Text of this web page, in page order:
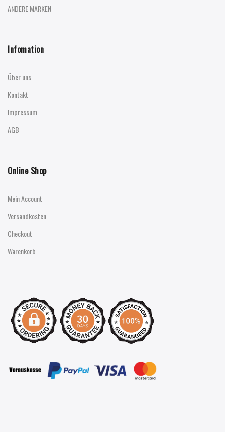
ANDERE MARKEN
Infomation
Über uns
Kontakt
Impressum
AGB
Online Shop
Mein Account
Versandkosten
Checkout
Warenkorb